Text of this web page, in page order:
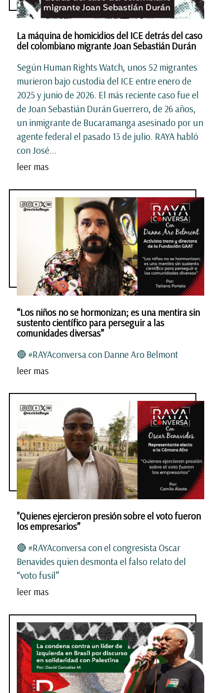
La máquina de homicidios del ICE detrás del caso
del colombiano migrante Joan Sebastián Durán
Según Human Rights Watch, unos 52 migrantes
murieron bajo custodia del ICE entre enero de
2025 y junio de 2026. El más reciente caso fue el
de Joan Sebastián Durán Guerrero, de 26 años,
un inmigrante de Bucaramanga asesinado por un
agente federal el pasado 13 de julio. RAYA habló
con José...
leer mas
“Los niños no se hormonizan; es una mentira sin
sustento científico para perseguir a las
comunidades diversas”
🔴 #RAYAconversa con Danne Aro Belmont
leer mas
"Quienes ejercieron presión sobre el voto fueron
los empresarios”
🔴 #RAYAconversa con el congresista Oscar
Benavides quien desmonta el falso relato del
“voto fusil”
leer mas